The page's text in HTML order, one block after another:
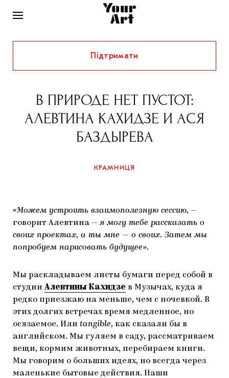
НОВИНИ
ІНТЕРВ’Ю
ХУДОЖНИКИ
КУРАТОРИ
РІДНИЙ КРАЙ
ФЕСТИВАЛІ
КОЛЕКЦІЇ
ГАЛЕРЕЇ
СТАТТІ
КОНСПЕКТИ
КНИЖКИ І ЖУРНАЛИ
ЗАПАЛЕННЯ
ЯК ПІДТРИМУВАТИ УКРАЇНСЬКЕ МИСТЕЦТВО
CARPATHIAN CULT ПРО РІЗДВЯНІ СВЯТА
КРАМНИЦЯ
Підтримати
В ПРИРОДЕ НЕТ ПУСТОТ:
АЛЕВТИНА КАХИДЗЕ И АСЯ
БАЗДЫРЕВА
КРАМНИЦЯ
«Можем устроить взаимополезную сессию, —
говорит Алевтина — я могу тебе рассказать о
своих проектах, а ты мне — о своих. Затем мы
попробуем нарисовать будущее».
Мы раскладываем листы бумаги перед собой в
студии Алевтины Кахидзе в Музычах, куда я
редко приезжаю на меньше, чем с ночевкой. В
этих долгих встречах время медленное, но
осязаемое. Или tangible, как сказали бы в
английском. Мы гуляем в саду, рассматриваем
вещи, кормим животных, перебираем книги.
Мы говорим о больших идеях, но всегда через
маленькие бытовые действия. Наши